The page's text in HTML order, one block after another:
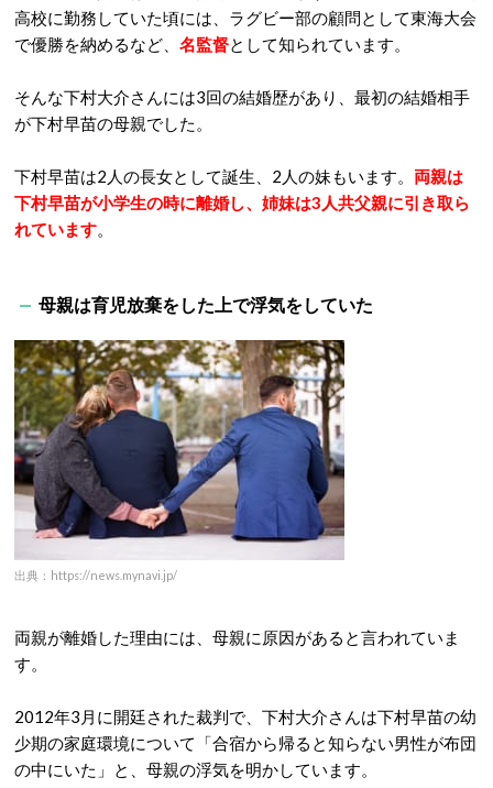
高校に勤務していた頃には、ラグビー部の顧問として東海大会
で優勝を納めるなど、 名監督として知られています。
そんな下村大介さんには3回の結婚歴があり、最初の結婚相手
が下村早苗の母親でした。
下村早苗は2人の長女として誕生、2人の妹もいます。 両親は
下村早苗が小学生の時に離婚し、姉妹は3人共父親に引き取ら
れています。
母親は育児放棄をした上で浮気をしていた
出典：https://news.mynavi.jp/
両親が離婚した理由には、母親に原因があると言われていま
す。
2012年3月に開廷された裁判で、下村大介さんは下村早苗の幼
少期の家庭環境について「合宿から帰ると知らない男性が布団
の中にいた」と、母親の浮気を明かしています。